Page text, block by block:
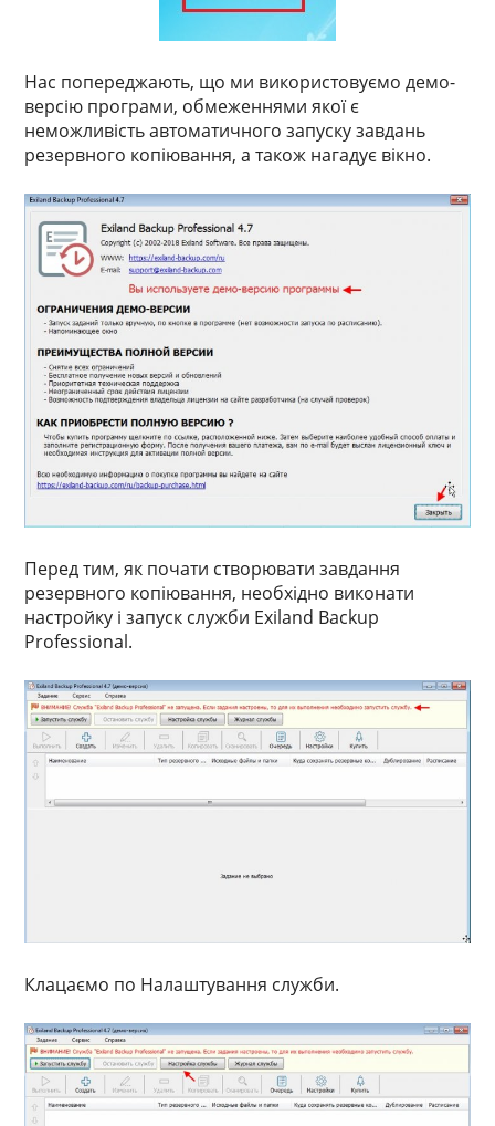
Нас попереджають, що ми використовуємо демо-
версію програми, обмеженнями якої є
неможливість автоматичного запуску завдань
резервного копіювання, а також нагадує вікно.
Перед тим, як почати створювати завдання
резервного копіювання, необхідно виконати
настройку і запуск служби Exiland Backup
Professional.
Клацаємо по Налаштування служби.